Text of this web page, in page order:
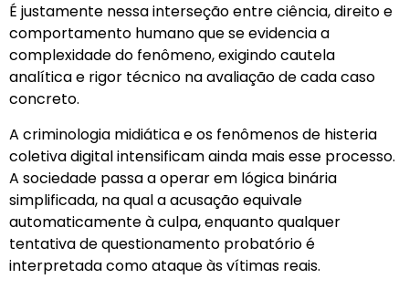
É justamente nessa interseção entre ciência, direito e
comportamento humano que se evidencia a
complexidade do fenômeno, exigindo cautela
analítica e rigor técnico na avaliação de cada caso
concreto.
A criminologia midiática e os fenômenos de histeria
coletiva digital intensificam ainda mais esse processo.
A sociedade passa a operar em lógica binária
simplificada, na qual a acusação equivale
automaticamente à culpa, enquanto qualquer
tentativa de questionamento probatório é
interpretada como ataque às vítimas reais.